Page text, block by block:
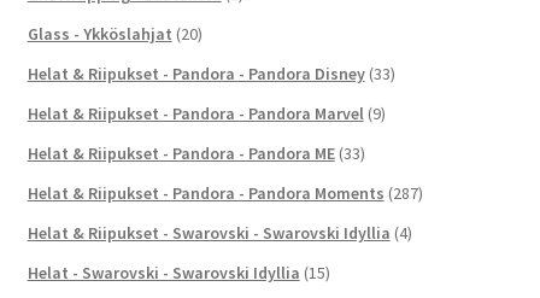
Glass - Ykköslahjat (20)
Helat & Riipukset - Pandora - Pandora Disney (33)
Helat & Riipukset - Pandora - Pandora Marvel (9)
Helat & Riipukset - Pandora - Pandora ME (33)
Helat & Riipukset - Pandora - Pandora Moments (287)
Helat & Riipukset - Swarovski - Swarovski Idyllia (4)
Helat - Swarovski - Swarovski Idyllia (15)